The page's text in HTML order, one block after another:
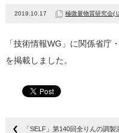
2019.10.17 極微量物質研究会(
「技術情報WG」に関係省庁
を掲載しました。
「SELF」第140回全りんの調